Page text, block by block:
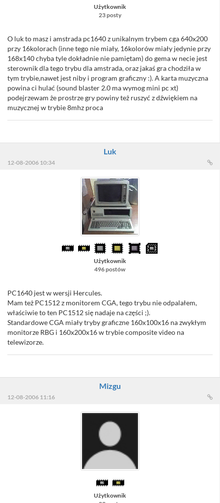
Użytkownik
23 posty
O luk to masz i amstrada pc1640 z unikalnym trybem cga 640x200
przy 16kolorach (inne tego nie miały, 16kolorów miały jedynie przy
168x140 chyba tyle dokładnie nie pamiętam) do gema w necie jest
sterownik dla tego trybu dla amstrada, oraz jakaś gra chodziła w
tym trybie,nawet jest niby i program graficzny :). A karta muzyczna
powina ci hulać (sound blaster 2.0 ma wymog mini pc xt)
podejrzewam że prostrze gry powiny też ruszyć z dźwiękiem na
muzycznej w trybie 8mhz proca
Luk
12-08-2006 10:34
Użytkownik
496 postów
PC1640 jest w wersji Hercules.
Mam też PC1512 z monitorem CGA, tego trybu nie odpalałem,
właściwie to ten PC1512 się nadaje na części ;).
Standardowe CGA miały tryby graficzne 160x100x16 na zwykłym
monitorze RBG i 160x200x16 w trybie composite video na
telewizorze.
Mizgu
12-08-2006 11:16
Użytkownik